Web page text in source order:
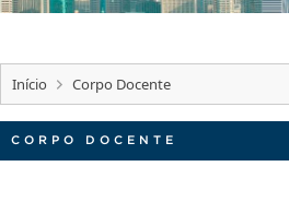
PORTARIAS
Início Corpo Docente
CORPO DOCENTE